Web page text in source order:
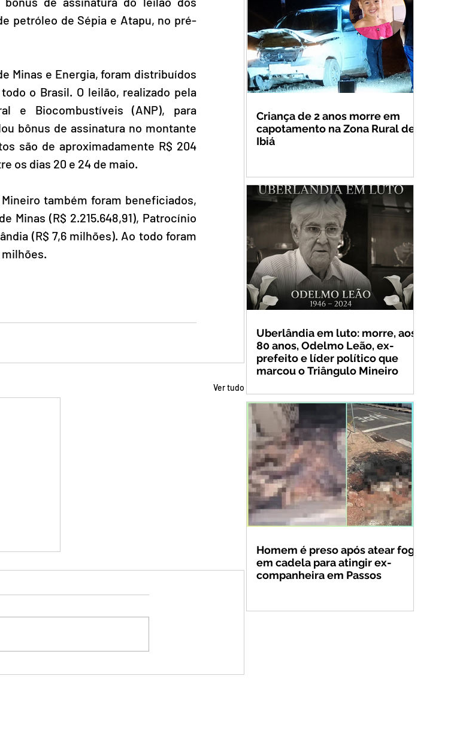
petróleo de Sépia e Atapu, no pré-
Minas e Energia, foram distribuídos
o Brasil. O leilão, realizado pela
e Biocombustíveis (ANP), para
bônus de assinatura no montante
são de aproximadamente R$ 204
os dias 20 e 24 de maio.
também foram beneficiados,
Minas (R$ 2.215.648,91), Patrocínio
(R$ 7,6 milhões). Ao todo foram
Ver tudo
Criança de 2 anos morre em
capotamento na Zona Rural de
Ibiá
Uberlândia em luto: morre, aos
80 anos, Odelmo Leão, ex-
prefeito e líder político que
marcou o Triângulo Mineiro
Homem é preso após atear fogo
em cadela para atingir ex-
companheira em Passos